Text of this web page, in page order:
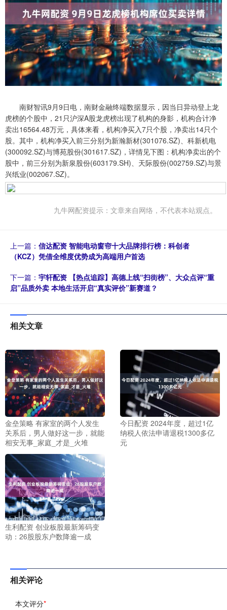
南财智讯9月9日电，南财金融终端数据显示，因当日异动登上龙
虎榜的个股中，21只沪深A股龙虎榜出现了机构的身影，机构合计净
卖出16564.48万元，具体来看，机构净买入7只个股，净卖出14只个
股。其中，机构净买入前三分别为新瀚新材(301076.SZ)、科新机电
(300092.SZ)与博苑股份(301617.SZ)，详情见下图：机构净卖出的个
股中，前三分别为新泉股份(603179.SH)、天际股份(002759.SZ)与景
兴纸业(002067.SZ)。
九牛网配资提示：文章来自网络，不代表本站观点。
上一篇： 信达配资 智能电动窗帘十大品牌排行榜：科创者
（KCZ）凭借全维度优势成为高端用户首选
下一篇： 宇轩配资 【热点追踪】高德上线“扫街榜”、大众点评“重
启”品质外卖 本地生活开启“真实评价”新赛道？
相关文章
金垒策略 有家室的两个人发生
关系后，男人做好这一步，就能
相安无事_家庭_才是_火堆
今日配资 2024年度，超过1亿
纳税人依法申请退税1300多亿
元
生利配资 创业板股最新筹码变
动：26股股东户数降逾一成
相关评论
本文评分*